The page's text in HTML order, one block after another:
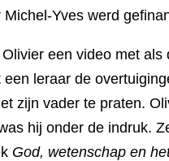
Yves werd
een video met
een leraar de
zijn vader te praten.
hij onder de indruk.
God, wetenschap en